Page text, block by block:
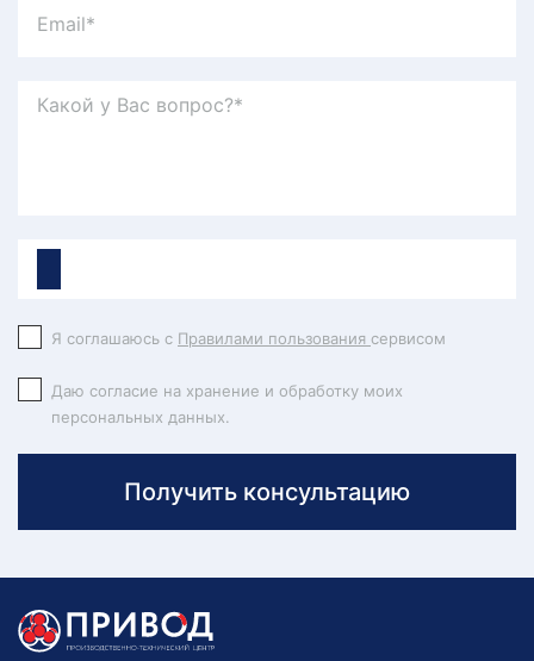
Я соглашаюсь с Правилами пользования сервисом
Даю согласие на хранение и обработку моих
персональных данных.
Получить консультацию